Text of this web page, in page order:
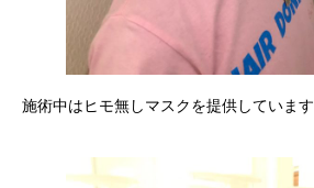
施術中はヒモ無しマスクを提供しています